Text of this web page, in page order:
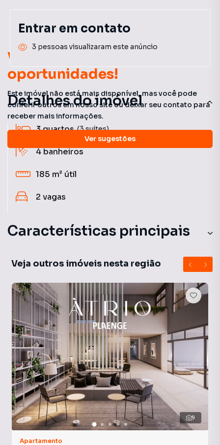
Você pode encontrar novas
oportunidades!
Este imóvel não está mais disponível, mas você pode
conferir outros em nosso site ou deixar seu contato para
receber mais informações.
Ver sugestões
Detalhes do imóvel
3quartos (3 suítes)
4 banheiros
185 m² útil
2 vagas
Características principais
Veja outros imóveis nesta região
9
Apartamento
Entrar em contato
3 pessoas visualizaram este anúncio